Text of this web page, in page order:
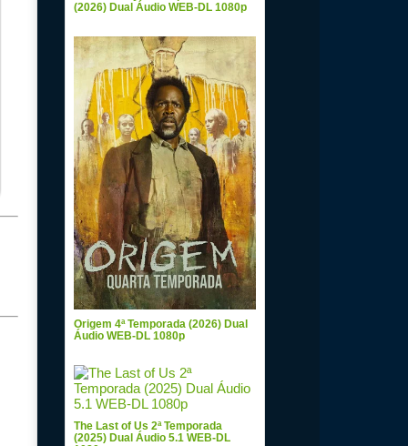
(2026) Dual Áudio WEB-DL 1080p
Origem 4ª Temporada (2026) Dual
Áudio WEB-DL 1080p
The Last of Us 2ª Temporada
(2025) Dual Áudio 5.1 WEB-DL